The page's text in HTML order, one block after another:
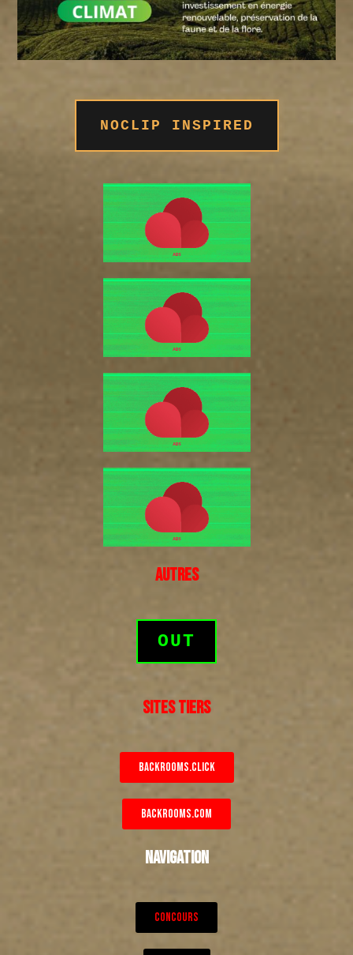
NOCLIP INSPIRED
AUTRES
OUT
SITES TIERS
BACKROOMS.CLICK
BACKROOMS.COM
NAVIGATION
CONCOURS